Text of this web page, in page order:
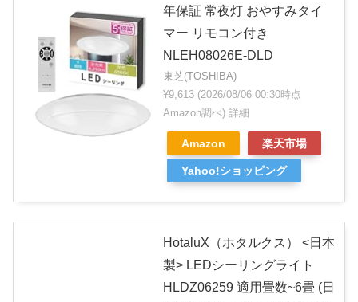
年保証 常夜灯 おやすみタイ
マー リモコン付き
NLEH08026E-DLD
東芝(TOSHIBA)
¥9,613 (2026/08/06 00:30時点
Amazon調べ) 詳細
Amazon 楽天市場
Yahoo!ショッピング
HotaluX（ホタルクス） <日本
製> LEDシーリングライト
HLDZ06259 適用畳数~6畳 (日